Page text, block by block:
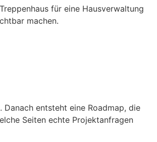
für eine Hausverwaltung
machen.
entsteht eine Roadmap, die
Seiten echte Projektanfragen